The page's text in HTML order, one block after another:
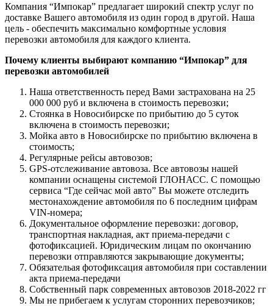
Компания “Импокар” предлагает широкий спектр услуг по
доставке Вашего автомобиля из один город в другой. Наша
цель - обеспечить максимально комфортные условия
перевозки автомобиля для каждого клиента.
Почему клиенты выбирают компанию “Импокар” для
перевозки автомобилей
Наша ответственность перед Вами застрахована на 25
000 000 руб и включена в стоимость перевозки;
Стоянка в Новосибирске по прибытию до 5 суток
включена в стоимость перевозки;
Мойка авто в Новосибирске по прибытию включена в
стоимость;
Регулярные рейсы автовозов;
GPS-отслеживание автовоза. Все автовозы нашей
компании оснащены системой ГЛОНАСС. С помощью
сервиса “Где сейчас мой авто” Вы можете отследить
местонахождение автомобиля по 6 последним цифрам
VIN-номера;
Документальное оформление перевозки: договор,
транспортная накладная, акт приема-передачи с
фотофиксацией. Юридическим лицам по окончанию
перевозки отправляются закрывающие документы;
Обязательая фотофиксация автомобиля при составлении
акта приема-передачи
Собственный парк современных автовозов 2018-2022 гг
Мы не прибегаем к услугам сторонних перевозчиков;